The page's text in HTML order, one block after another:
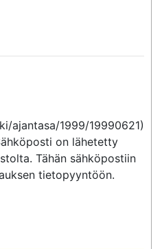
ajantasa/1999/19990621)
on lähetetty
Tähän sähköpostiin
tietopyyntöön.